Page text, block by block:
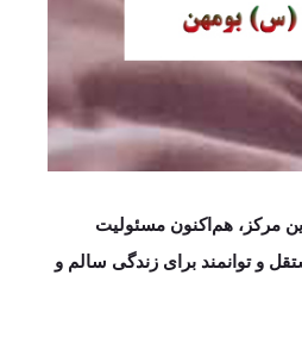
مرکز، هم‌اکنون مسئولیت
و توانمند برای زندگی سالم و